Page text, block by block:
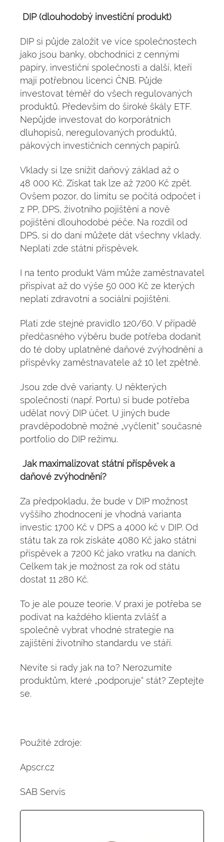
DIP (dlouhodobý investiční produkt)
DIP si půjde založit ve více společnostech
jako jsou banky, obchodníci z cennými
papíry, investiční společnosti a další, kteří
mají potřebnou licenci ČNB. Půjde
investovat téměř do všech regulovaných
produktů. Především do široké škály ETF.
Nepůjde investovat do korporátních
dluhopisů, neregulovaných produktů,
pákových investičních cenných papírů.
Vklady si lze snížit daňový základ až o
48 000 Kč. Získat tak lze až 7200 Kč zpět.
Ovšem pozor, do limitu se počítá odpočet i
z PP, DPS, životního pojištění a nově
pojištění dlouhodobé péče. Na rozdíl od
DPS, si do daní můžete dát všechny vklady.
Neplatí zde státní příspěvek.
I na tento produkt Vám může zaměstnavatel
přispívat až do výše 50 000 Kč ze kterých
neplatí zdravotní a sociální pojištění.
Platí zde stejné pravidlo 120/60. V případě
předčasného výběru bude potřeba dodanit
do té doby uplatněné daňové zvýhodnění a
příspěvky zaměstnavatele až 10 let zpětně.
Jsou zde dvě varianty. U některých
společností (např. Portu) si bude potřeba
udělat nový DIP účet. U jiných bude
pravděpodobně možné „vyčlenit“ současné
portfolio do DIP režimu.
Jak maximalizovat státní příspěvek a
daňové zvýhodnění?
Za předpokladu, že bude v DIP možnost
vyššího zhodnocení je vhodná varianta
investic 1700 Kč v DPS a 4000 kč v DIP. Od
státu tak za rok získáte 4080 Kč jako státní
příspěvek a 7200 Kč jako vratku na daních.
Celkem tak je možnost za rok od státu
dostat 11 280 Kč.
To je ale pouze teorie. V praxi je potřeba se
podívat na každého klienta zvlášť a
společně vybrat vhodné strategie na
zajištění životního standardu ve stáří.
Nevíte si rady jak na to? Nerozumíte
produktům, které „podporuje“ stát? Zeptejte
se.
Použité zdroje:
Apscr.cz
SAB Servis